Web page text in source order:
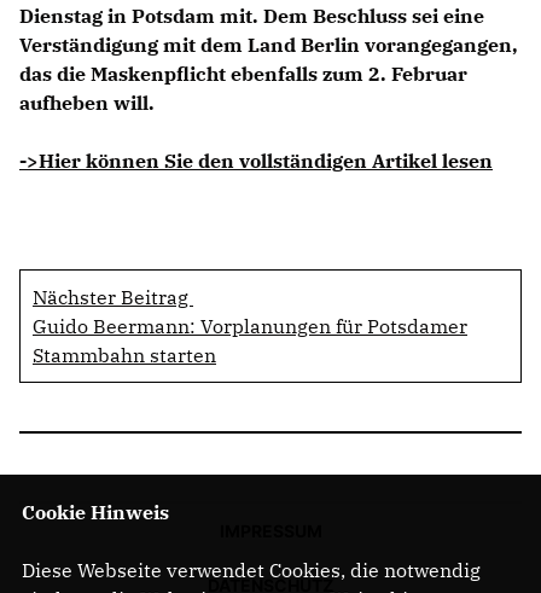
Dienstag in Potsdam mit. Dem Beschluss sei eine
Verständigung mit dem Land Berlin vorangegangen,
das die Maskenpflicht ebenfalls zum 2. Februar
aufheben will.
->Hier können Sie den vollständigen Artikel lesen
Nächster Beitrag
Guido Beermann: Vorplanungen für Potsdamer
Stammbahn starten
Cookie Hinweis
Diese Webseite verwendet Cookies, die notwendig